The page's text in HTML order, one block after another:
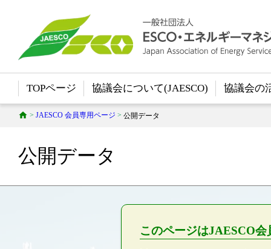
TOPページ 協議会について(JAESCO) 協議会の
> JAESCO 会員専用ページ > 公開データ
公開データ
このページはJAESCO